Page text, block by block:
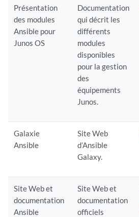
Présentation
des modules
Ansible pour
Junos OS
Documentation
qui décrit les
différents
modules
disponibles
pour la gestion
des
équipements
Junos.
Galaxie
Ansible
Site Web
d’Ansible
Galaxy.
Site Web et
documentation
Ansible
Site Web et
documentation
officiels